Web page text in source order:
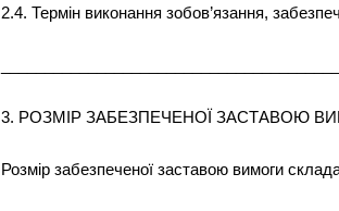
2.4. Термін виконання зобов’язання,
3. РОЗМІР ЗАБЕЗПЕЧЕНОЇ ЗАСТАВОЮ
Розмір забезпеченої заставою вимоги